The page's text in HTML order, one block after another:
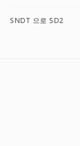
SNDT 으로 SD2